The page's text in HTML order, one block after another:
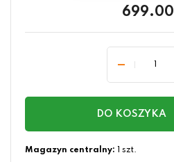
699.00
DO KOSZYKA
Magazyn centralny: 1 szt.